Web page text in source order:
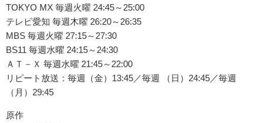
TOKYO MX 毎週火曜 24:45～25:00
テレビ愛知 毎週木曜 26:20～26:35
MBS 毎週火曜 27:15～27:30
BS11 毎週水曜 24:15～24:30
ＡＴ－Ｘ 毎週水曜 21:45～22:00
リピート放送：毎週（金）13:45／毎週 （日）24:45／毎週
（月）29:45
原作